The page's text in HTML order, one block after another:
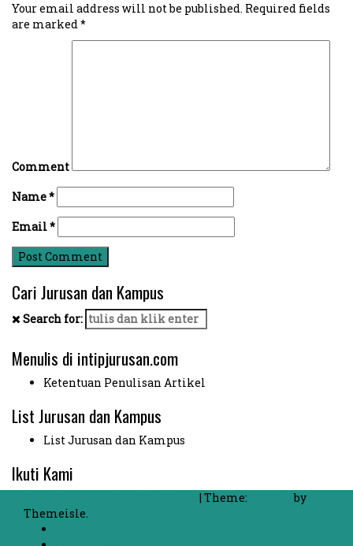
Your email address will not be published. Required fields
are marked*
Comment
Name*
Email*
Cari Jurusan dan Kampus
Search for:
Menulis di intipjurusan.com
Ketentuan Penulisan Artikel
List Jurusan dan Kampus
List Jurusan dan Kampus
Ikuti Kami
| Theme:
by
Themeisle.